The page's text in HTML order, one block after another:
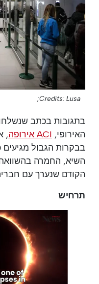
Credits: Lusa;
בתגובות בכתב
האירופי, ACI אירופה
,
השיא, החמרה
הקודם שנערך עם חבריה ב -9
תרחיש